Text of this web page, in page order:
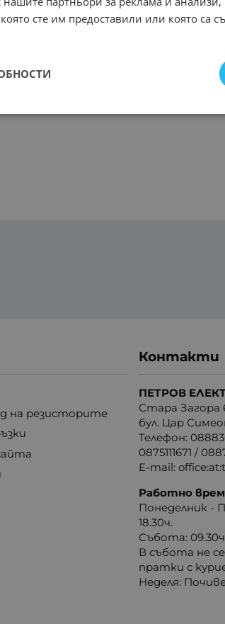
на резисторите
Контакти
ПЕТРОВ
Стара Загора
бул. Цар
Телефон:
0875111671 /
E-mail:
Работно
Понеделник -
18.30ч.
Събота:
В събота не
пратки с
Неделя:
сте им предоставили или която са